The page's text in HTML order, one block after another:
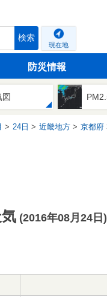
検索
現在地
防災情報
図
24日 近畿地方 京都府
(2016年08月24日)